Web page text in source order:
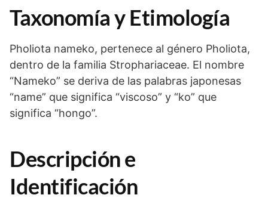
Taxonomía y Etimología
Pholiota nameko, pertenece al género Pholiota,
dentro de la familia Strophariaceae. El nombre
“Nameko” se deriva de las palabras japonesas
“name” que significa “viscoso” y “ko” que
significa “hongo”.
Descripción e
Identificación